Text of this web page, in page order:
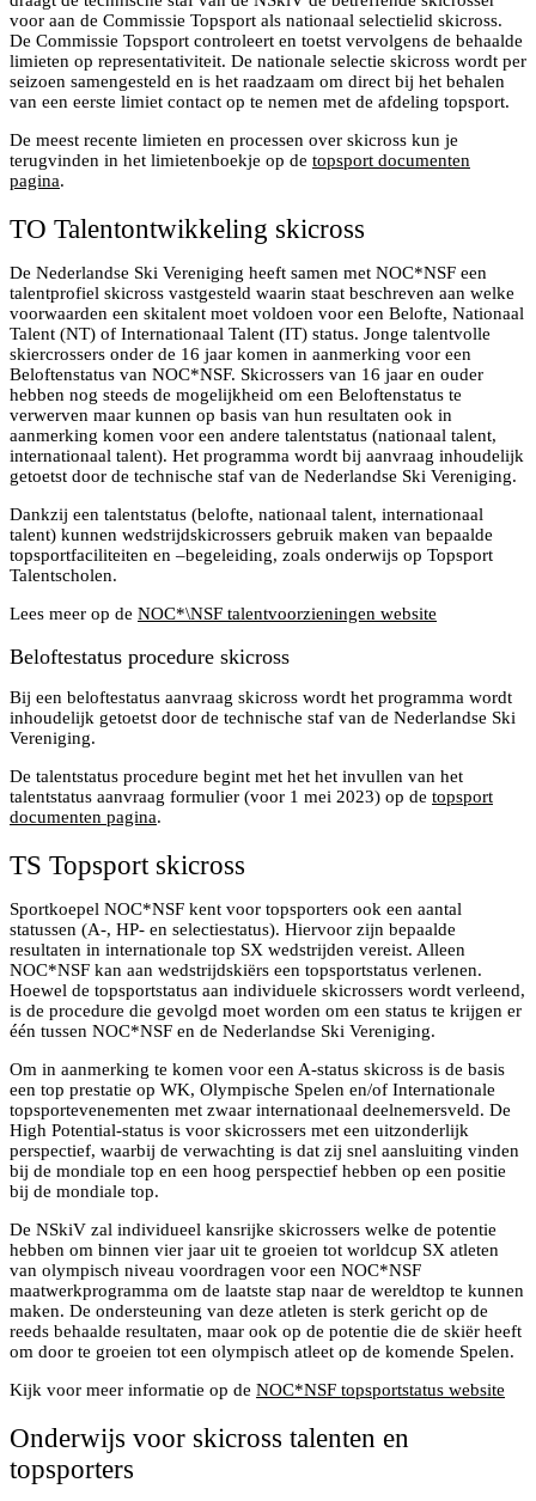
voor aan de Commissie Topsport als nationaal selectielid skicross.
De Commissie Topsport controleert en toetst vervolgens de behaalde
limieten op representativiteit. De nationale selectie skicross wordt per
seizoen samengesteld en is het raadzaam om direct bij het behalen
van een eerste limiet contact op te nemen met de afdeling topsport.
De meest recente limieten en processen over skicross kun je
terugvinden in het limietenboekje op de topsport documenten
pagina.
TO Talentontwikkeling skicross
De Nederlandse Ski Vereniging heeft samen met NOC*NSF een
talentprofiel skicross vastgesteld waarin staat beschreven aan welke
voorwaarden een skitalent moet voldoen voor een Belofte, Nationaal
Talent (NT) of Internationaal Talent (IT) status. Jonge talentvolle
skiercrossers onder de 16 jaar komen in aanmerking voor een
Beloftenstatus van NOC*NSF. Skicrossers van 16 jaar en ouder
hebben nog steeds de mogelijkheid om een Beloftenstatus te
verwerven maar kunnen op basis van hun resultaten ook in
aanmerking komen voor een andere talentstatus (nationaal talent,
internationaal talent). Het programma wordt bij aanvraag inhoudelijk
getoetst door de technische staf van de Nederlandse Ski Vereniging.
Dankzij een talentstatus (belofte, nationaal talent, internationaal
talent) kunnen wedstrijdskicrossers gebruik maken van bepaalde
topsportfaciliteiten en –begeleiding, zoals onderwijs op Topsport
Talentscholen.
Lees meer op de NOC*\NSF talentvoorzieningen website
Beloftestatus procedure skicross
Bij een beloftestatus aanvraag skicross wordt het programma wordt
inhoudelijk getoetst door de technische staf van de Nederlandse Ski
Vereniging.
De talentstatus procedure begint met het het invullen van het
talentstatus aanvraag formulier (voor 1 mei 2023) op de topsport
documenten pagina.
TS Topsport skicross
Sportkoepel NOC*NSF kent voor topsporters ook een aantal
statussen (A-, HP- en selectiestatus). Hiervoor zijn bepaalde
resultaten in internationale top SX wedstrijden vereist. Alleen
NOC*NSF kan aan wedstrijdskiërs een topsportstatus verlenen.
Hoewel de topsportstatus aan individuele skicrossers wordt verleend,
is de procedure die gevolgd moet worden om een status te krijgen er
één tussen NOC*NSF en de Nederlandse Ski Vereniging.
Om in aanmerking te komen voor een A-status skicross is de basis
een top prestatie op WK, Olympische Spelen en/of Internationale
topsportevenementen met zwaar internationaal deelnemersveld. De
High Potential-status is voor skicrossers met een uitzonderlijk
perspectief, waarbij de verwachting is dat zij snel aansluiting vinden
bij de mondiale top en een hoog perspectief hebben op een positie
bij de mondiale top.
De NSkiV zal individueel kansrijke skicrossers welke de potentie
hebben om binnen vier jaar uit te groeien tot worldcup SX atleten
van olympisch niveau voordragen voor een NOC*NSF
maatwerkprogramma om de laatste stap naar de wereldtop te kunnen
maken. De ondersteuning van deze atleten is sterk gericht op de
reeds behaalde resultaten, maar ook op de potentie die de skiër heeft
om door te groeien tot een olympisch atleet op de komende Spelen.
Kijk voor meer informatie op de NOC*NSF topsportstatus website
Onderwijs voor skicross talenten en
topsporters